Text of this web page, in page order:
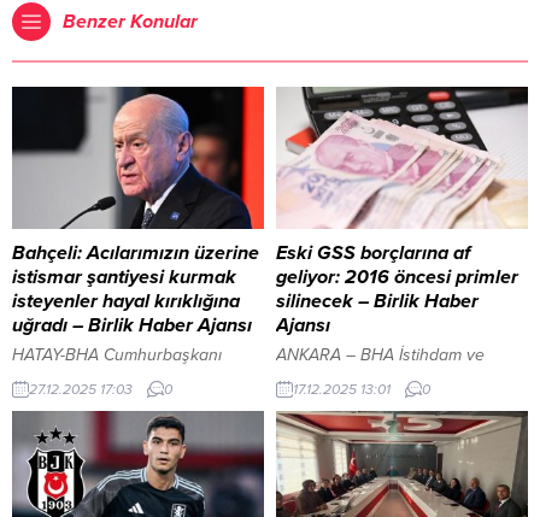
Benzer Konular
Bahçeli: Acılarımızın üzerine
istismar şantiyesi kurmak
isteyenler hayal kırıklığına
uğradı – Birlik Haber Ajansı
HATAY-BHA Cumhurbaşkanı
Recep Tayyip Erdoğan’ın da
katıldığı törende konuşan
Bahçeli, Hatay’ın milli birlik ve
kardeşliğin sembol şehirlerinden
biri olduğunu belirterek, kentin
küllerinden yeniden doğduğunu
27.12.2025 17:03 0
Eski GSS borçlarına af
geliyor: 2016 öncesi primler
silinecek – Birlik Haber
Ajansı
ANKARA – BHA İstihdam ve
büyüme için KOBİ’lere 1,5 milyar
euro finansman İçeriği Görüntüle
YAZI ARASI REKLAM ALANI
TBMM Genel Kurulu’nun
önümüzdeki günlerde
gündemine gelmesi planlanan ve
17.12.2025 13:01 0